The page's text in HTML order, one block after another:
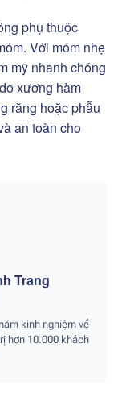
phụ thuộc
Với móm nhẹ
mỹ nhanh chóng
xương hàm
răng hoặc phẫu
an toàn cho
Trang
kinh nghiệm về
hơn 10.000 khách